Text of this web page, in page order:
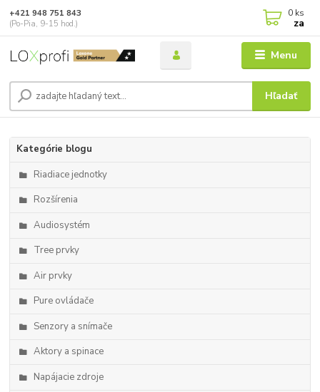
Menu
Hľadať
+421 948 751 843
(Po-Pia, 9-15 hod.)
0 ks
za
Kategórie blogu
Riadiace jednotky
Rozšírenia
Audiosystém
Tree prvky
Air prvky
Pure ovládače
Senzory a snímače
Aktory a spinace
Napájacie zdroje